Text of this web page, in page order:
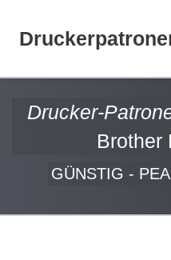
Drucker-
Brother
GÜNSTIG -